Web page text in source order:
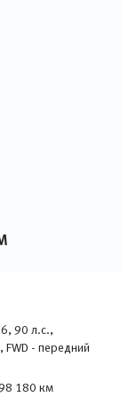
90 л.с.,
- передний
180 км